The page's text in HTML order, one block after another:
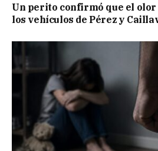
Un perito confirmó que el olor
los vehículos de Pérez y